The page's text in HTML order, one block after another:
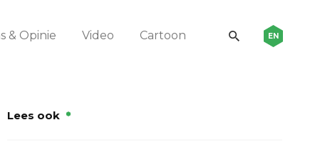
& Opinie Video Cartoon EN
Lees ook